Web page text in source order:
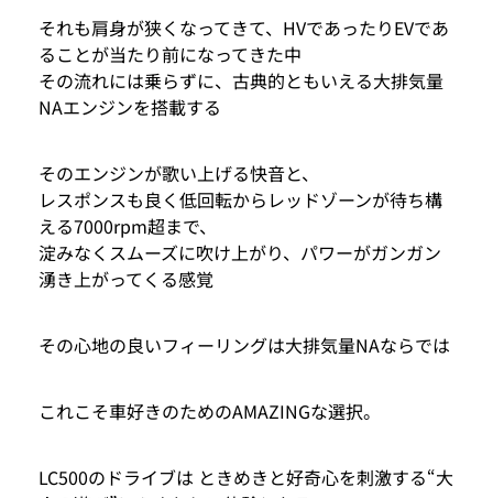
それも肩身が狭くなってきて、HVであったりEVであ
ることが当たり前になってきた中
その流れには乗らずに、古典的ともいえる大排気量
NAエンジンを搭載する
そのエンジンが歌い上げる快音と、
レスポンスも良く低回転からレッドゾーンが待ち構
える7000rpm超まで、
淀みなくスムーズに吹け上がり、パワーがガンガン
湧き上がってくる感覚
その心地の良いフィーリングは大排気量NAならでは
これこそ車好きのためのAMAZINGな選択。
LC500のドライブは ときめきと好奇心を刺激する“大